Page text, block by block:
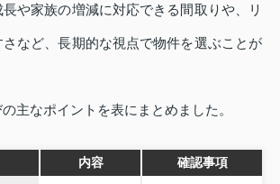
や家族の増減に対応できる間取りや、リ
など、長期的な視点で物件を選ぶことが
主なポイントを表にまとめました。
内容 確認事項